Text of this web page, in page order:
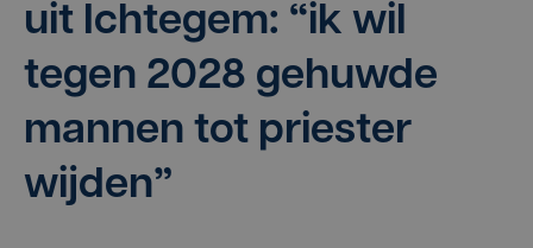
uit Ich­te­gem: “ik wil
tegen 2028 gehuw­de
man­nen tot pries­ter
wijden”